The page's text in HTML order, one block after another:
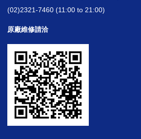
(02)2321-7460 (11:00 to 21:00)
原廠維修請洽